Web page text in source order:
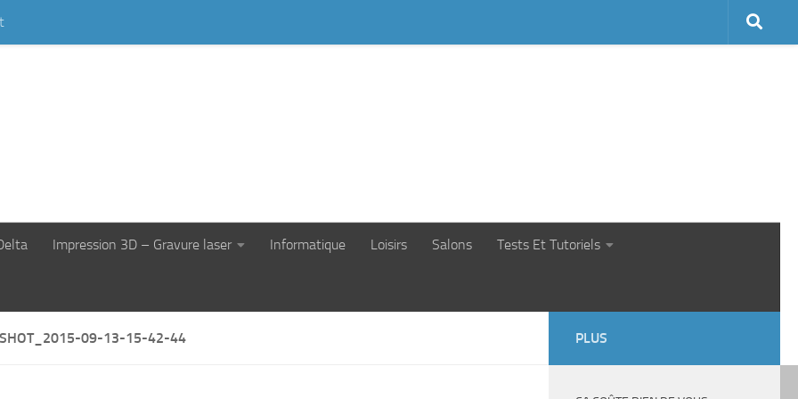
Impression 3D – Gravure laser Informatique Loisirs Salons Tests Et Tutoriels
09-13-15-42-44 PLUS